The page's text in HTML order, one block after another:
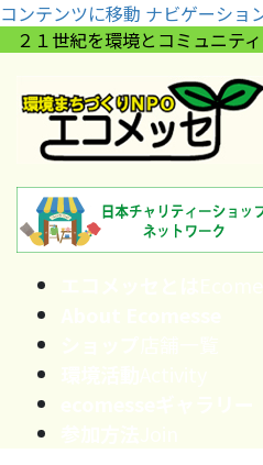
コンテンツに移動 ナビゲーショ
２１世紀を環境とコミュニテ